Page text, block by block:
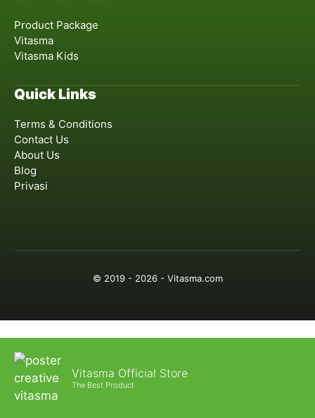
Product Package
Vitasma
Vitasma Kids
Quick Links
Terms & Conditions
Contact Us
About Us
Blog
Privasi
© 2019 - 2026 - Vitasma.com
Vitasma Official Store
The Best Product